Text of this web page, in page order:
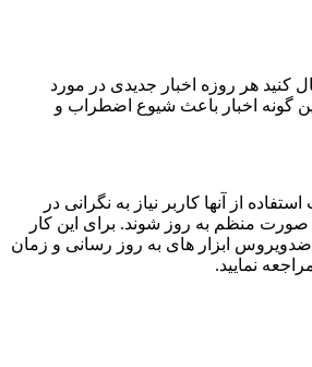
کنید هر روزه اخبار جدیدی در مورد
گونه اخبار باعث شیوع اضطراب و
از آنها کاربر نیاز به نگرانی در
منظم به روز شوند. برای این کار
ابزار های به روز رسانی و زمان
نمایید.